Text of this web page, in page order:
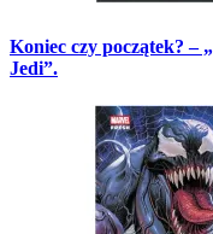
Koniec czy początek? –
Jedi”.